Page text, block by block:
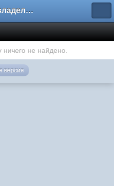
Форум владельцев интернет-магазинов
не найдено.
версия